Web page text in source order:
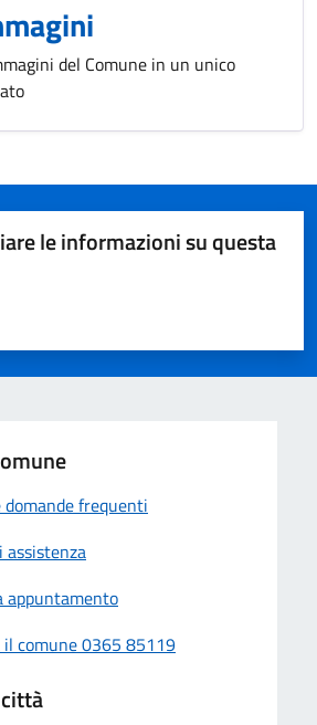
del Comune in un unico
le informazioni su questa
5 stelle su 5
su 5
su 5
5
domande frequenti
assistenza
appuntamento
il comune 0365 85119